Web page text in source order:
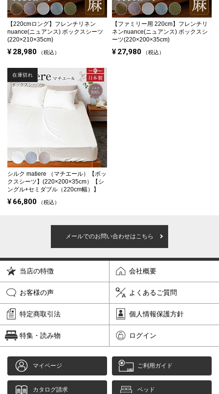
【220cmロング】 フレンチリネン
nuance(ニュアンス) ボックスシーツ
(220×210×35cm)
¥ 28,980 税込
【ファミリー用 220cm】 フレンチリ
ネンnuance(ニュアンス) ボックスシ
ーツ(220×200×35cm)
¥ 27,980 税込
シルク matiere （マチエール）【ボッ
クスシーツ】(220×200×35cm）【シ
ングル+セミダブル（220cm幅）】
¥ 66,800 税込
在庫切れ
メールでのお問い合わせはこちら
当店の特徴 会社概要
お客様の声 よくあるご質問
特定商取引法 個人情報保護方針
特集・読み物 ログイン
マイページ ご利用ガイド
カタログ請求 ベッド